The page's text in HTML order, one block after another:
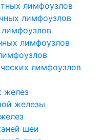
лимфоузлов
лимфоузлов
лимфоузлов
лимфоузлов
желез
железы
шеи